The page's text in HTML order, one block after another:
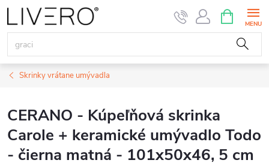
Prejsť
na
obsah
KOŠÍK
Skrinky vrátane umývadla
CERANO - Kúpeľňová skrinka
Carole + keramické umývadlo Todo
- čierna matná - 101x50x46, 5 cm